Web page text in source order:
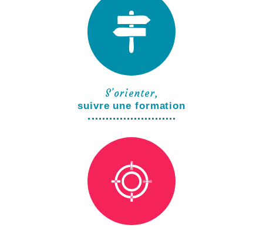
S’orienter,
suivre une formation